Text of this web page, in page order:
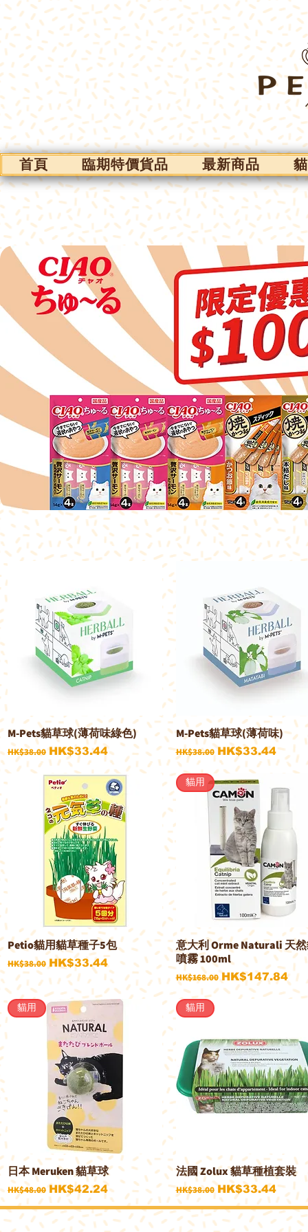
首頁 臨期特價貨品 最新商品
快速瀏覽
M-Pets貓草球(薄荷味綠色)
一般價格
HK$38.00促銷價格
HK$33.44
快速瀏覽
M-Pets貓草球(薄荷味)
一般價格
HK$38.00促銷價格
HK$33.44
快速瀏覽
Petio貓用貓草種子5包
一般價格
HK$38.00 促銷價格
HK$33.44
快速瀏覽
貓用
意大利 Orme Naturali 天
噴霧 100ml
一般價格
HK$168.00促銷價格
HK$147.84
快速瀏覽
貓用
日本 Meruken 貓草球
一般價格
HK$48.00促銷價格
HK$42.24
快速瀏覽
貓用
法國 Zolux 貓草種植套裝
一般價格
HK$38.00促銷價格
HK$33.44